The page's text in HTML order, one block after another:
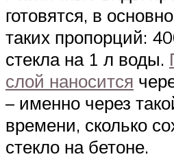
готовятся, в
таких пропорций:
стекла на 1 л воды.
слой наносится
– именно через
времени, сколько
стекло на бетоне.